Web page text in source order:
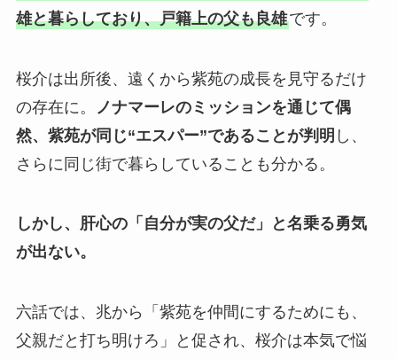
雄と暮らしており、戸籍上の父も良雄です。
桜介は出所後、遠くから紫苑の成長を見守るだけ
の存在に。
ノナマーレのミッションを通じて偶
然、紫苑が同じ“エスパー”であることが判明 し、
さらに同じ街で暮らしていることも分かる。
しかし、肝心の「自分が実の父だ」と名乗る勇気
が出ない。
六話では、兆から「紫苑を仲間にするためにも、
父親だと打ち明けろ」と促され、桜介は本気で悩